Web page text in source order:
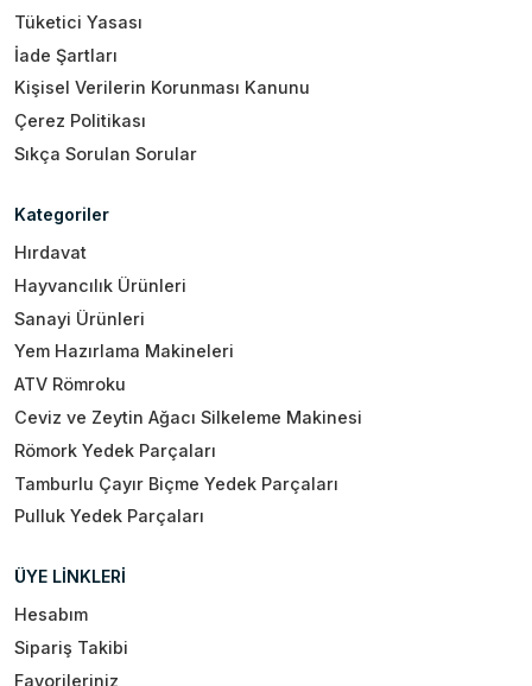
Tüketici Yasası
İade Şartları
Kişisel Verilerin Korunması Kanunu
Çerez Politikası
Sıkça Sorulan Sorular
Kategoriler
Hırdavat
Hayvancılık Ürünleri
Sanayi Ürünleri
Yem Hazırlama Makineleri
ATV Römroku
Ceviz ve Zeytin Ağacı Silkeleme Makinesi
Römork Yedek Parçaları
Tamburlu Çayır Biçme Yedek Parçaları
Pulluk Yedek Parçaları
ÜYE LİNKLERİ
Hesabım
Sipariş Takibi
Favorileriniz